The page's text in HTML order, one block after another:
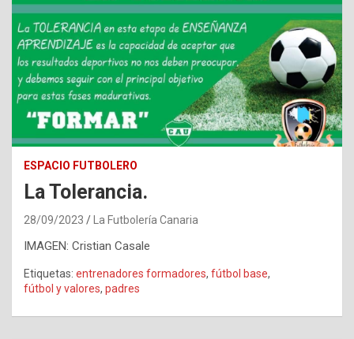
ESPACIO FUTBOLERO
La Tolerancia.
28/09/2023 La Futbolería Canaria
IMAGEN: Cristian Casale
Etiquetas: entrenadores formadores, fútbol base,
fútbol y valores, padres